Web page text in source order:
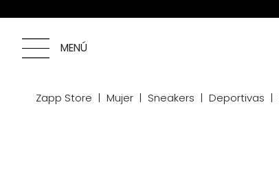
MENÚ
Zapp Store Mujer Sneakers Deportivas